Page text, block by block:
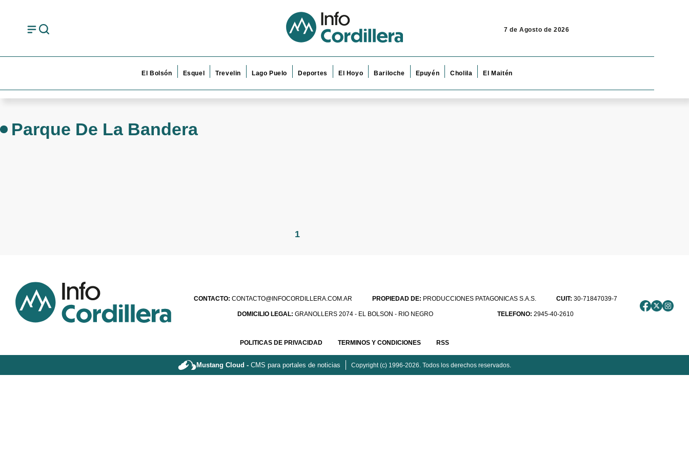
7 de Agosto de 2026
El Bolsón Esquel Trevelin Lago Puelo Deportes El Hoyo Bariloche Epuyén Cholila El Maitén
Parque De La Bandera
1
CONTACTO: CONTACTO@INFOCORDILLERA.COM.AR PROPIEDAD DE: PRODUCCIONES PATAGONICAS S.A.S. CUIT: 30-71847039-7
DOMICILIO LEGAL:GRANOLLERS 2074 - EL BOLSON - RIO NEGRO TELEFONO: 2945-40-2610
POLITICAS DE PRIVACIDAD TERMINOS Y CONDICIONES RSS
Mustang Cloud - CMS para portales de noticias Copyright (c) 1996-2026. Todos los derechos reservados.